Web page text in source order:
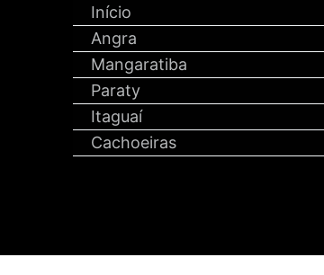
Início
Angra
Mangaratiba
Paraty
Itaguaí
Cachoeiras